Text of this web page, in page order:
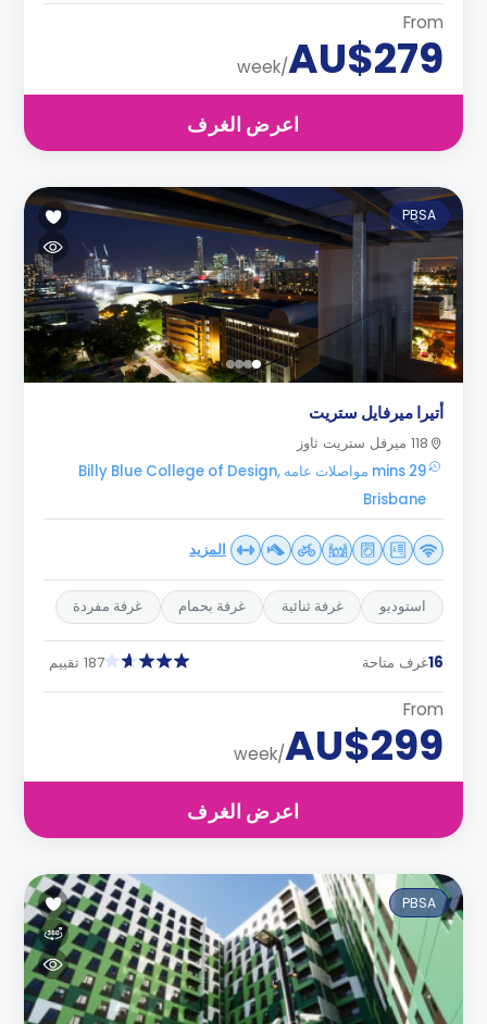
From
AU$279
/week
اعرض الغرف
PBSA
أتيرا ميرفايل ستريت
118 ميرفل ستريت ثاوز
29 mins مواصلات عامه Billy Blue College of Design,
Brisbane
المزيد
استوديو غرفة ثنائية غرفة بحمام غرفة مفردة
16غرف متاحة 187 تقييم
From
AU$299
/week
اعرض الغرف
PBSA